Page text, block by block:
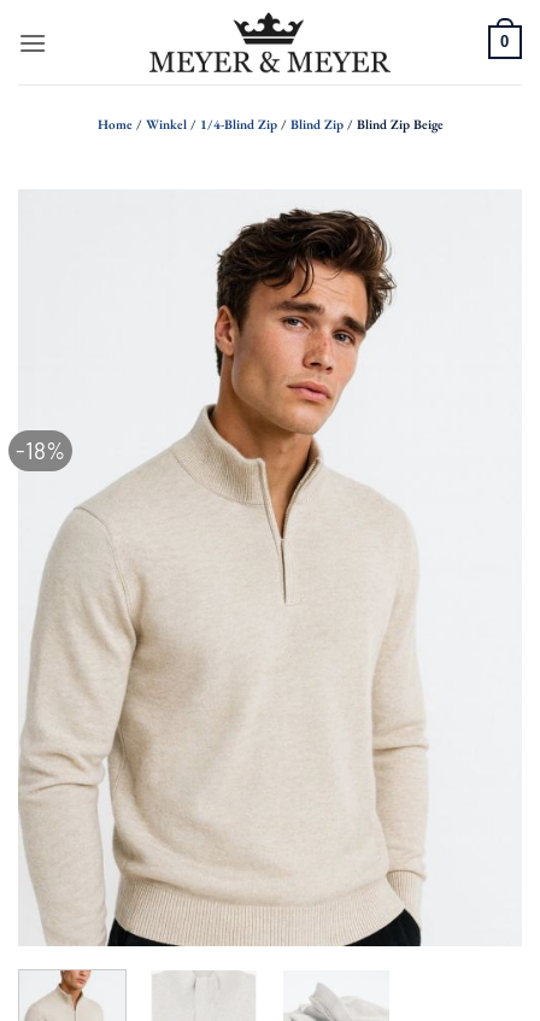
naar
0
Home/ Winkel/ 1/4-Blind Zip/ Blind Zip/ Blind Zip Beige
-18%